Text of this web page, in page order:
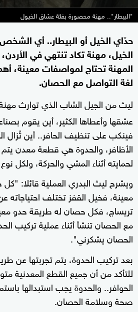
"البيطار".. مهنة محصورة بفئة عشاق الخيول
حدّاي الخيل أو البيطار.. أي
الخيل، مهنة تكاد تنتهي في
المهنة تحتاج لمواصفات معينة،
لغة التواصل مع الحصان.
ليث من الجيل الشاب الذي توارث
عشقها وأعطاها الكثير، أين يقوم
فينكب على تنظيف الحافر.. أين تُزال
الأظافر، والحدوة هي قطعة معدن يتم
لحمايته أثناء المشي والحركة، ولكل
ويشرح ليث البدري العملية قائلا:
معينة، فخيل القفز تختلف احتياجاته
تريساج، فكل حصان له طريقة حدو
مع الحصان تنشأ أثناء عملية تركيب
الحصان يشكرني".
بعد تركيب الحدوة، يتم تجربتها عن
للتأكد من أن جميع القطع المعدنية
الحوافر.. والحدوة يجب استبدالها
صحة وسلامة الحصان.